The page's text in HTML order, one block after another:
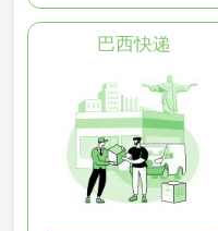
巴西快递